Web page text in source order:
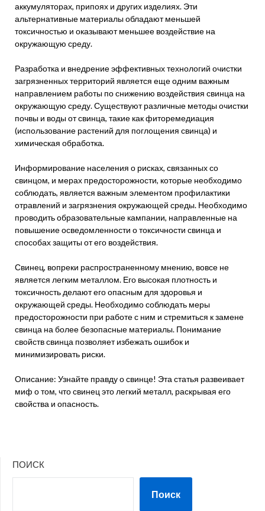
аккумуляторах, припоях и других изделиях. Эти
альтернативные материалы обладают меньшей
токсичностью и оказывают меньшее воздействие на
окружающую среду.
Разработка и внедрение эффективных технологий очистки
загрязненных территорий является еще одним важным
направлением работы по снижению воздействия свинца на
окружающую среду. Существуют различные методы очистки
почвы и воды от свинца, такие как фиторемедиация
(использование растений для поглощения свинца) и
химическая обработка.
Информирование населения о рисках, связанных со
свинцом, и мерах предосторожности, которые необходимо
соблюдать, является важным элементом профилактики
отравлений и загрязнения окружающей среды. Необходимо
проводить образовательные кампании, направленные на
повышение осведомленности о токсичности свинца и
способах защиты от его воздействия.
Свинец, вопреки распространенному мнению, вовсе не
является легким металлом. Его высокая плотность и
токсичность делают его опасным для здоровья и
окружающей среды. Необходимо соблюдать меры
предосторожности при работе с ним и стремиться к замене
свинца на более безопасные материалы. Понимание
свойств свинца позволяет избежать ошибок и
минимизировать риски.
Описание: Узнайте правду о свинце! Эта статья развеивает
миф о том, что свинец это легкий металл, раскрывая его
свойства и опасность.
ПОИСК
Поиск